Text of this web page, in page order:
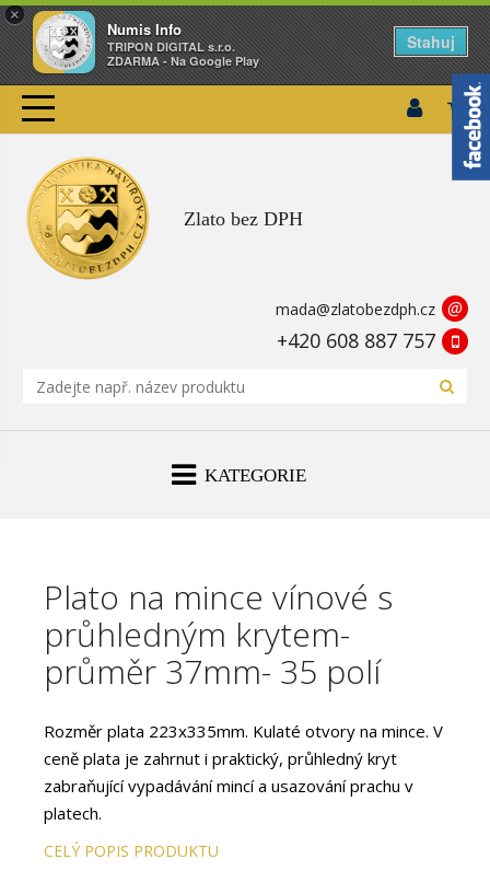
×
Numis Info
TRIPON DIGITAL s.r.o.
ZDARMA - Na Google Play
Stahuj
Zlato bez DPH
mada@zlatobezdph.cz @
+420 608 887 757
KATEGORIE
Plato na mince vínové s
průhledným krytem-
průměr 37mm- 35 polí
Rozměr plata 223x335mm. Kulaté otvory na mince. V
ceně plata je zahrnut i praktický, průhledný kryt
zabraňující vypadávání mincí a usazování prachu v
platech.
CELÝ POPIS PRODUKTU